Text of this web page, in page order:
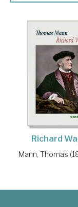
Richard
Mann, Thomas